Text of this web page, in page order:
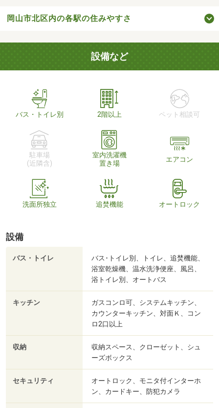
岡山市北区内の各駅の住みやすさ
設備など
バス・トイレ別 2階以上 ペット相談可
駐車場
(近隣含)
室内洗濯機
置き場
エアコン
洗面所独立 追焚機能 オートロック
設備
バス・トイレ
バス･トイレ別、トイレ、追焚機能、
浴室乾燥機、温水洗浄便座、風呂、
浴トイレ別、オートバス
キッチン
ガスコンロ可、システムキッチン、
カウンターキッチン、対面Ｋ、コン
ロ2口以上
収納
収納スペース、クローゼット、シュ
ーズボックス
セキュリティ
オートロック、モニタ付インターホ
ン、カードキー、防犯カメラ